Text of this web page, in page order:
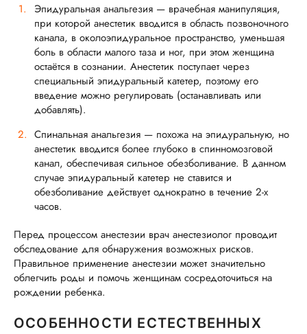
Эпидуральная анальгезия — врачебная манипуляция,
при которой анестетик вводится в область позвоночного
канала, в околоэпидуральное пространство, уменьшая
боль в области малого таза и ног, при этом женщина
остаётся в сознании. Анестетик поступает через
специальный эпидуральный катетер, поэтому его
введение можно регулировать (останавливать или
добавлять).
Спинальная анальгезия — похожа на эпидуральную, но
анестетик вводится более глубоко в спинномозговой
канал, обеспечивая сильное обезболивание. В данном
случае эпидуральный катетер не ставится и
обезболивание действует однократно в течение 2-х
часов.
Перед процессом анестезии врач анестезиолог проводит
обследование для обнаружения возможных рисков.
Правильное применение анестезии может значительно
облегчить роды и помочь женщинам сосредоточиться на
рождении ребенка.
ОСОБЕННОСТИ ЕСТЕСТВЕННЫХ